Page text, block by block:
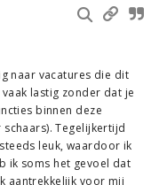
naar vacatures die dit
lastig zonder dat je
binnen deze
Tegelijkertijd
leuk, waardoor ik
ik soms het gevoel dat
aantrekkelijk voor mij